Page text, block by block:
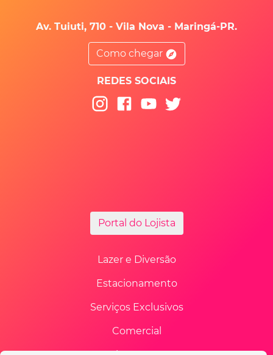
Av. Tuiuti, 710 - Vila Nova - Maringá-PR.
Como chegar
REDES SOCIAIS
Portal do Lojista
Lazer e Diversão
Estacionamento
Serviços Exclusivos
Comercial